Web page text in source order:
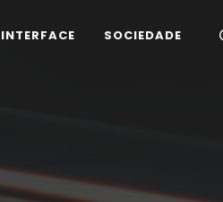
INTERFACE SOCIEDADE